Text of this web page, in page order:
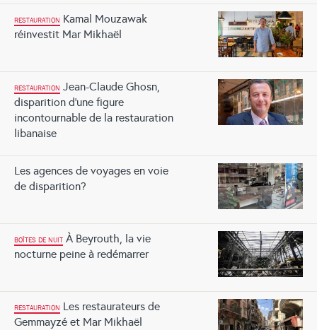
RESTAURATION Kamal Mouzawak
réinvestit Mar Mikhaël
RESTAURATION Jean-Claude Ghosn,
disparition d'une figure
incontournable de la restauration
libanaise
Les agences de voyages en voie
de disparition?
BOÎTES DE NUIT À Beyrouth, la vie
nocturne peine à redémarrer
RESTAURATION Les restaurateurs de
Gemmayzé et Mar Mikhaël